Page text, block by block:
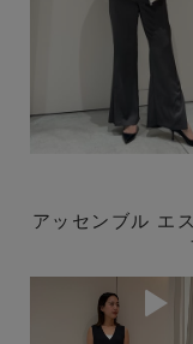
アッセンブル エ